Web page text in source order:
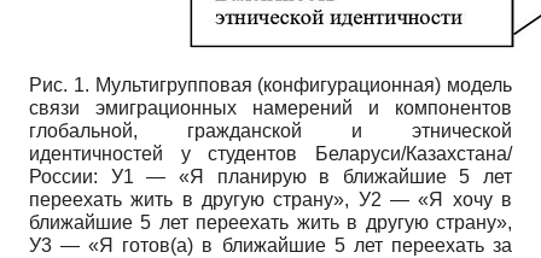
Рис. 1. Мультигрупповая (конфигурационная) модель
связи эмиграционных намерений и компонентов
глобальной, гражданской и этнической
идентичностей у студентов Беларуси/Казахстана/
России: У1 — «Я планирую в ближайшие 5 лет
переехать жить в другую страну», У2 — «Я хочу в
ближайшие 5 лет переехать жить в другую страну»,
У3 — «Я готов(а) в ближайшие 5 лет переехать за